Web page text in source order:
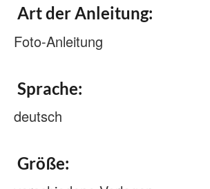
Art der Anleitung:
Foto-Anleitung
Sprache:
deutsch
Größe: